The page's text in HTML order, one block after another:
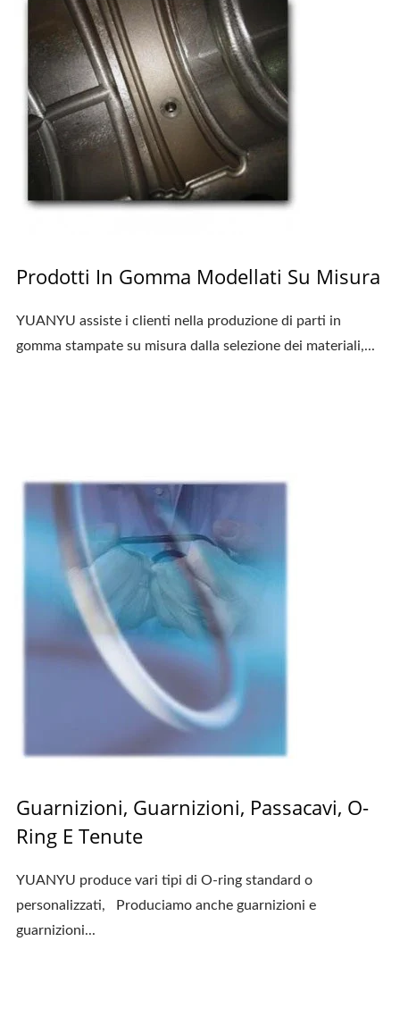
Prodotti In Gomma Modellati Su Misura
YUANYU assiste i clienti nella produzione di parti in
gomma stampate su misura dalla selezione dei materiali,...
Guarnizioni, Guarnizioni, Passacavi, O-
Ring E Tenute
YUANYU produce vari tipi di O-ring standard o
personalizzati, Produciamo anche guarnizioni e
guarnizioni...